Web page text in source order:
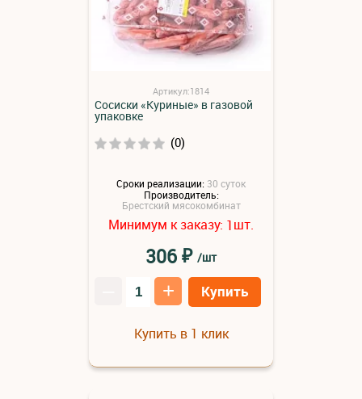
Артикул:1814
Сосиски «Куриные» в газовой
упаковке
(0)
Сроки реализации: 30 суток
Производитель:
Брестский мясокомбинат
Минимум к заказу: 1шт.
306₽ /шт
+ Купить
Купить в 1 клик